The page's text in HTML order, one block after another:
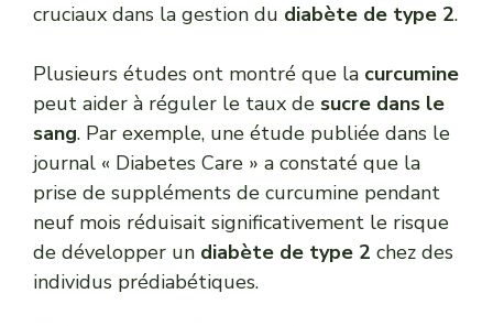
cruciaux dans la gestion du diabète de type 2.
Plusieurs études ont montré que la curcumine
peut aider à réguler le taux de sucre dans le
sang. Par exemple, une étude publiée dans le
journal « Diabetes Care » a constaté que la
prise de suppléments de curcumine pendant
neuf mois réduisait significativement le risque
de développer un diabète de type 2 chez des
individus prédiabétiques.